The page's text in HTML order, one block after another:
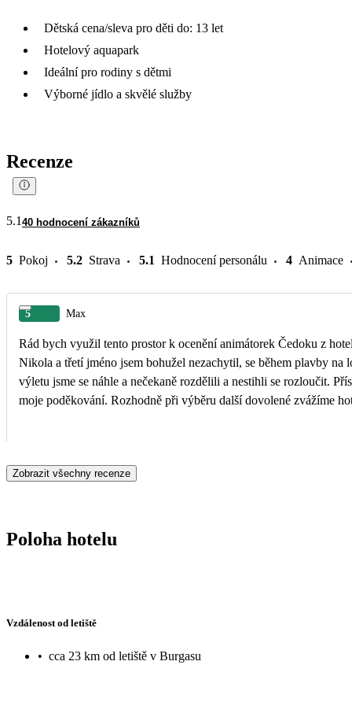
Dětská cena/sleva pro děti do: 13 let
Hotelový aquapark
Ideální pro rodiny s dětmi
Výborné jídlo a skvělé služby
Recenze
5.1 40 hodnocení zákazníků
5 Pokoj 5.2 Strava 5.1 Hodnocení personálu 4 Animace
5 Max
Rád bych využil tento prostor k ocenění animátorek Čedoku z
Nikola a třetí jméno jsem bohužel nezachytil, se během plavby
výletu jsme se náhle a nečekaně rozdělili a nestihli se rozloučit.
Zobrazit všechny recenze
Poloha hotelu
Vzdálenost od letiště
• cca 23 km od letiště v Burgasu